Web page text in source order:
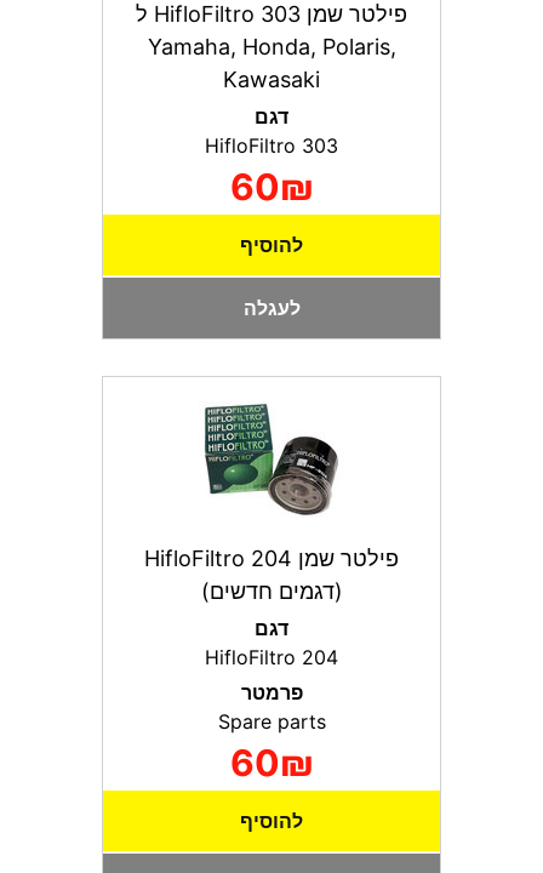
פילטר שמן HifloFiltro 303 ל
Yamaha, Honda, Polaris,
Kawasaki
דגם
60₪
להוסיף
לעגלה
פילטר שמן HifloFiltro 204
(דגמים חדשים)
דגם
HifloFiltro 204
פרמטר
Spare parts
60₪
להוסיף